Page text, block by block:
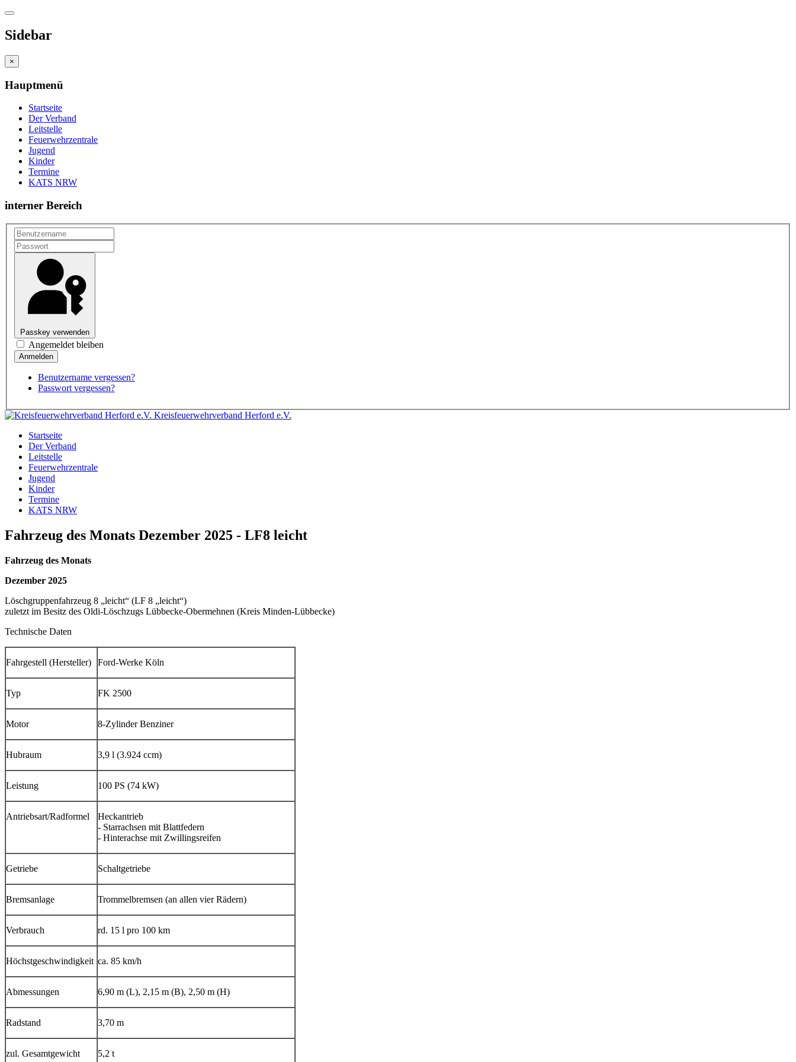
Sidebar
×
Hauptmenü
Startseite
Der Verband
Leitstelle
Feuerwehrzentrale
Jugend
Kinder
Termine
KATS NRW
interner Bereich
Passkey verwenden
Angemeldet bleiben
Benutzername vergessen?
Passwort vergessen?
Kreisfeuerwehrverband Herford e.V.
Startseite
Der Verband
Leitstelle
Feuerwehrzentrale
Jugend
Kinder
Termine
KATS NRW
Fahrzeug des Monats Dezember 2025 - LF8 leicht
Fahrzeug des Monats
Dezember 2025
Löschgruppenfahrzeug 8 „leicht“ (LF 8 „leicht“)
zuletzt im Besitz des Oldi-Löschzugs Lübbecke-Obermehnen (Kreis Minden-Lübbecke)
Technische Daten
Fahrgestell (Hersteller) Ford-Werke Köln
Typ FK 2500
Motor 8-Zylinder Benziner
Hubraum 3,9 l (3.924 ccm)
Leistung 100 PS (74 kW)
Antriebsart/Radformel
Heckantrieb
- Starrachsen mit Blattfedern
- Hinterachse mit Zwillingsreifen
Getriebe Schaltgetriebe
Bremsanlage Trommelbremsen (an allen vier Rädern)
Verbrauch rd. 15 l pro 100 km
Höchstgeschwindigkeit ca. 85 km/h
Abmessungen 6,90 m (L), 2,15 m (B), 2,50 m (H)
Radstand 3,70 m
zul. Gesamtgewicht 5,2 t